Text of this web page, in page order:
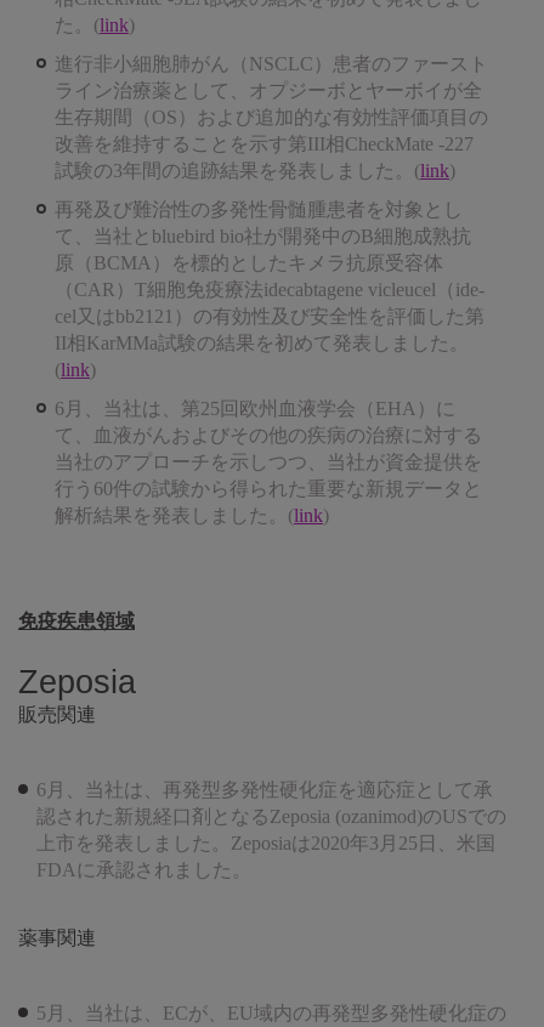
た。(link)
進行非小細胞肺がん（NSCLC）患者のファースト
ライン治療薬として、オプジーボとヤーボイが全
生存期間（OS）および追加的な有効性評価項目の
改善を維持することを示す第III相CheckMate -227
試験の3年間の追跡結果を発表しました。(link)
再発及び難治性の多発性骨髄腫患者を対象とし
て、当社とbluebird bio社が開発中のB細胞成熟抗
原（BCMA）を標的としたキメラ抗原受容体
（CAR）T細胞免疫療法idecabtagene vicleucel（ide-
cel又はbb2121）の有効性及び安全性を評価した第
II相KarMMa試験の結果を初めて発表しました。
(link)
6月、当社は、第25回欧州血液学会（EHA）に
て、血液がんおよびその他の疾病の治療に対する
当社のアプローチを示しつつ、当社が資金提供を
行う60件の試験から得られた重要な新規データと
解析結果を発表しました。(link)
免疫疾患領域
Zeposia
販売関連
6月、当社は、再発型多発性硬化症を適応症として承
認された新規経口剤となるZeposia (ozanimod)のUSでの
上市を発表しました。Zeposiaは2020年3月25日、米国
FDAに承認されました。
薬事関連
5月、当社は、ECが、EU域内の再発型多発性硬化症の